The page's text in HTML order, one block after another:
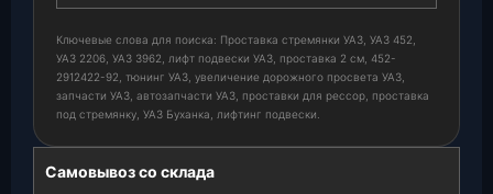
Ключевые слова для поиска: Проставка стремянки УАЗ, УАЗ 452,
УАЗ 2206, УАЗ 3962, лифт подвески УАЗ, проставка 2 см, 452-
2912422-92, тюнинг УАЗ, увеличение дорожного просвета УАЗ,
запчасти УАЗ, автозапчасти УАЗ, проставки для рессор, проставка
под стремянку, УАЗ Буханка, лифтинг подвески.
Самовывоз со склада